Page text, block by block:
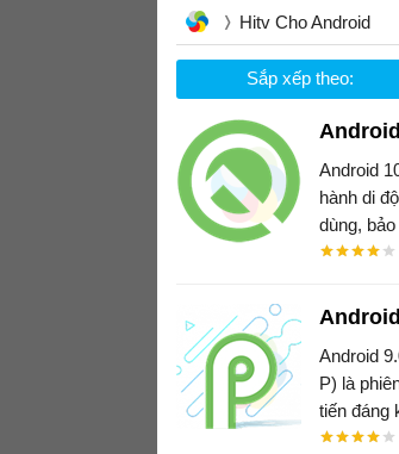
Hitv Cho Android
Sắp xếp theo:
Android
hành di
dùng,
Android
P) là
tiến đáng